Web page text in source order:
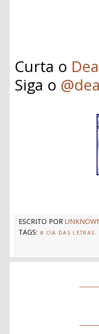
Curta o
Siga o
ESCRITO POR
TAGS: # CIA DAS LETRAS.